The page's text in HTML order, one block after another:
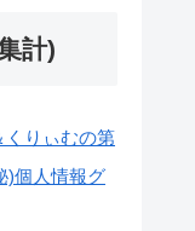
計)
くりぃむの第
)個人情報グ